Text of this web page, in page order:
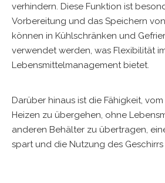
verhindern. Diese Funktion ist
Vorbereitung und das Speichern
können in Kühlschränken und
verwendet werden, was Flexibilität
Lebensmittelmanagement bietet.
Darüber hinaus ist die Fähigkeit,
Heizen zu übergehen, ohne
anderen Behälter zu übertragen,
spart und die Nutzung des Geschirrs